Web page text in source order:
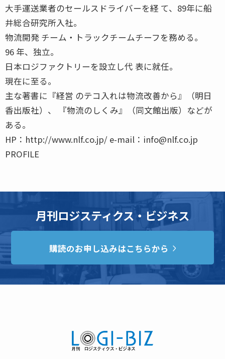
大手運送業者のセールスドライバーを経 て、89年に船
井総合研究所入社。
物流開発 チーム・トラックチームチーフを務める。
96 年、独立。
日本ロジファクトリーを設立し代 表に就任。
現在に至る。
主な著書に『経営 のテコ入れは物流改善から』（明日
香出版社）、 『物流のしくみ』（同文館出版）などが
ある。
HP：http://www.nlf.co.jp/ e-mail：info@nlf.co.jp
PROFILE
月刊ロジスティクス・ビジネス
購読のお申し込みはこちらから